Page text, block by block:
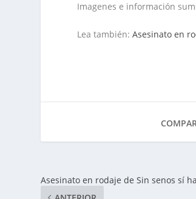
Imagenes e información
Lea también:Asesinato en
Asesinato en rodaje de Sin senos sí